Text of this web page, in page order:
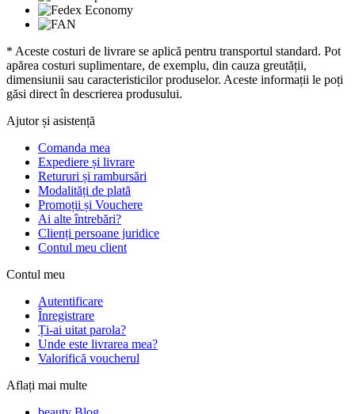
* Aceste costuri de livrare se aplică pentru transportul standard. Pot
apărea costuri suplimentare, de exemplu, din cauza greutății,
dimensiunii sau caracteristicilor produselor. Aceste informații le poți
găsi direct în descrierea produsului.
Ajutor și asistență
Comanda mea
Expediere și livrare
Retururi și rambursări
Modalități de plată
Promoții și Vouchere
Ai alte întrebări?
Clienți persoane juridice
Contul meu client
Contul meu
Autentificare
Înregistrare
Ți-ai uitat parola?
Unde este livrarea mea?
Valorifică voucherul
Aflați mai multe